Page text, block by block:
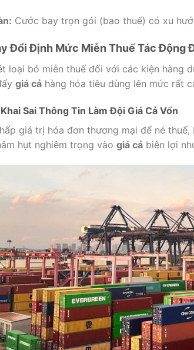
Cước bay trọn gói (bao thuế) có xu
Đổi Định Mức Miễn Thuế Tác Động
loại bỏ miễn thuế đối với các kiện hàng
giá cả hàng hóa tiêu dùng lên mức rất
Sai Thông Tin Làm Đội Giá Cả Vốn
giá trị hóa đơn thương mại để né
hụt nghiêm trọng vào giá cả biên lợi